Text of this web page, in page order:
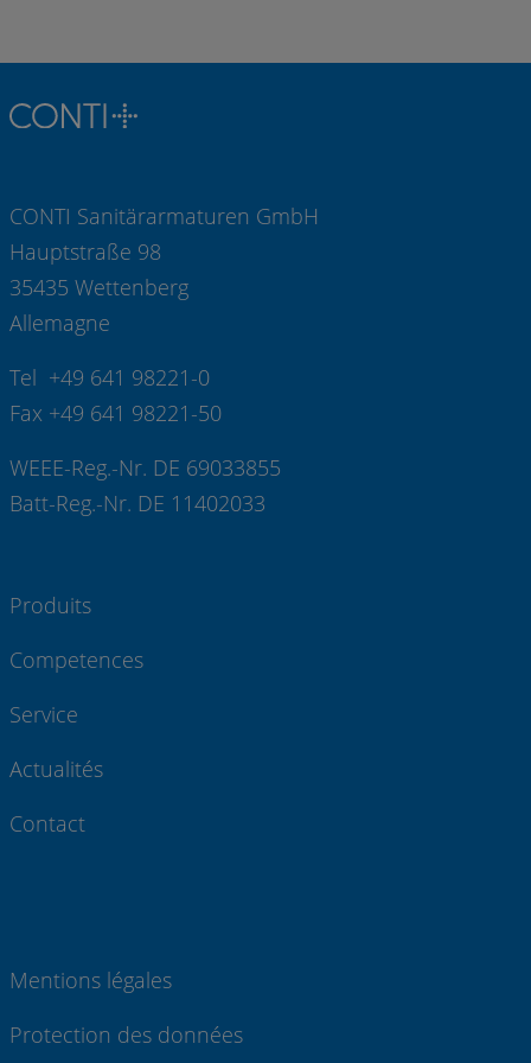
CONTI Sanitärarmaturen GmbH
Hauptstraße 98
35435 Wettenberg
Allemagne
Tel +49 641 98221-0
Fax +49 641 98221-50
WEEE-Reg.-Nr. DE 69033855
Batt-Reg.-Nr. DE 11402033
Produits
Competences
Service
Actualités
Contact
Mentions légales
Protection des données